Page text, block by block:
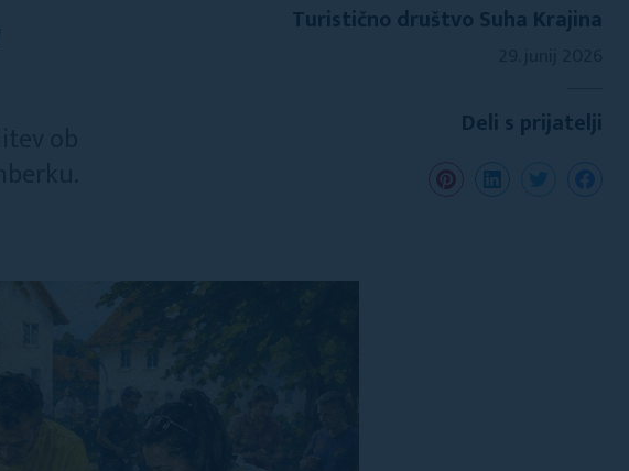
Turistično društvo Suha Krajina
Deli s prijatelji